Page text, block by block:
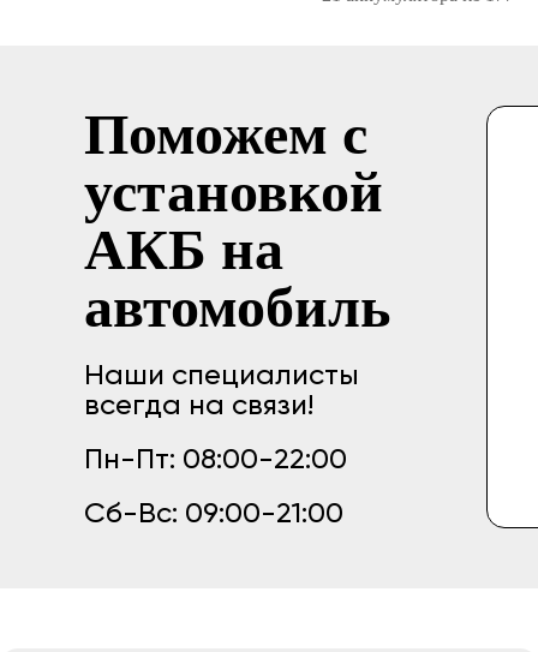
Поможем с
установкой
АКБ на
автомобиль
Наши специалисты
всегда на связи!
Пн-Пт: 08:00-22:00
Сб-Вс: 09:00-21:00